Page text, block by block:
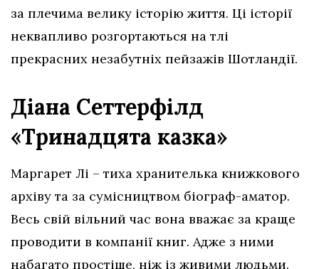
за плечима велику історію життя. Ці історії
неквапливо розгортаються на тлі
прекрасних незабутніх пейзажів Шотландії.
Діана Сеттерфілд
«Тринадцята казка»
Маргарет Лі – тиха хранителька книжкового
архіву та за сумісництвом біограф-аматор.
Весь свій вільний час вона вважає за краще
проводити в компанії книг. Адже з ними
набагато простіше, ніж із живими людьми.